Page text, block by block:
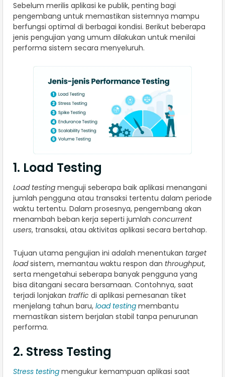
Sebelum merilis aplikasi ke publik, penting bagi
pengembang untuk memastikan sistemnya mampu
berfungsi optimal di berbagai kondisi. Berikut beberapa
jenis pengujian yang umum dilakukan untuk menilai
performa sistem secara menyeluruh.
1. Load Testing
Load testing menguji seberapa baik aplikasi menangani
jumlah pengguna atau transaksi tertentu dalam periode
waktu tertentu. Dalam prosesnya, pengembang akan
menambah beban kerja seperti jumlah concurrent
users, transaksi, atau aktivitas aplikasi secara bertahap.
Tujuan utama pengujian ini adalah menentukan target
loadsistem, memantau waktu respon dan throughput,
serta mengetahui seberapa banyak pengguna yang
bisa ditangani secara bersamaan. Contohnya, saat
terjadi lonjakan traffic di aplikasi pemesanan tiket
menjelang tahun baru, load testing membantu
memastikan sistem berjalan stabil tanpa penurunan
performa.
2. Stress Testing
Stress testing mengukur kemampuan aplikasi saat